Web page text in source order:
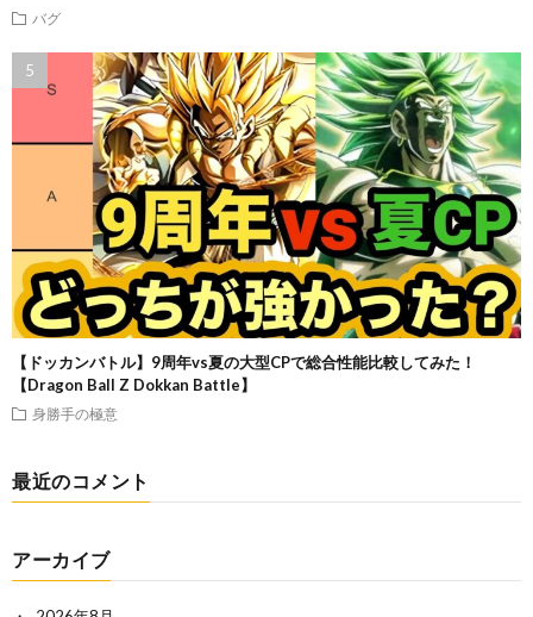
バグ
【ドッカンバトル】9周年vs夏の大型CPで総合性能比較してみた！
【Dragon Ball Z Dokkan Battle】
身勝手の極意
最近のコメント
アーカイブ